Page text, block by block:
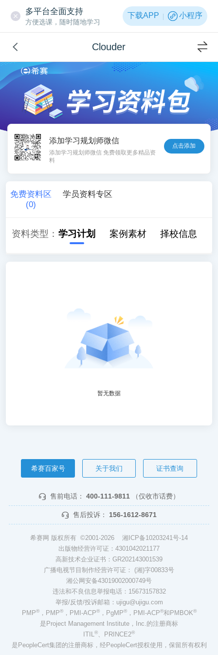
多平台全面支持
方便选课，随时随地学习
下载APP 小程序
Clouder
添加学习规划师微信
添加学习规划师微信 免费领取更多精品资
料
点击添加
免费资料区
(0)
学员资料专区
资料类型：
教材解读 学习计划 案例素材 择校信息
暂无数据
希赛百家号 关于我们 证书查询
售前电话： 400-111-9811 （仅收市话费）
售后投诉： 156-1612-8671
希赛网 版权所有 ©2001-2026 湘ICP备10203241号-14
出版物经营许可证：4301042021177
高新技术企业证书：GR202143001539
广播电视节目制作经营许可证： (湘)字00833号
湘公网安备43019002000749号
违法和不良信息举报电话：15673157832
举报/反馈/投诉邮箱：ujigu@ujigu.com
PMP®，PMP®，PMI-ACP®，PgMP®，PMI-ACP®和PMBOK®
是Project Management Institute，Inc.的注册商标
ITIL®、PRINCE2®
是PeopleCert集团的注册商标，经PeopleCert授权使用，保留所有权利